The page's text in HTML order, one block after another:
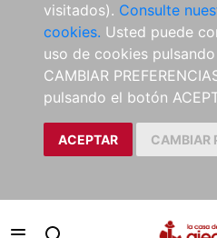
visitados). Consulte
cookies. Usted puede
uso de cookies
CAMBIAR
pulsando el botón
ACEPTAR CAMBIAR